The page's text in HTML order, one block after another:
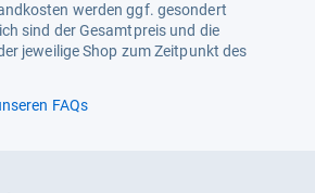
werden ggf. gesondert
sind der Gesamtpreis und die
jeweilige Shop zum Zeitpunkt des
FAQs